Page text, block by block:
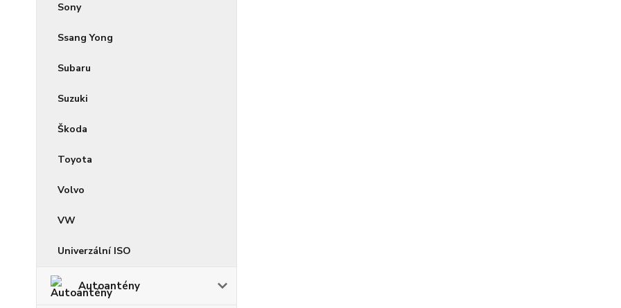
Sony
Ssang Yong
Subaru
Suzuki
Škoda
Toyota
Volvo
VW
Univerzální ISO
Autoantény